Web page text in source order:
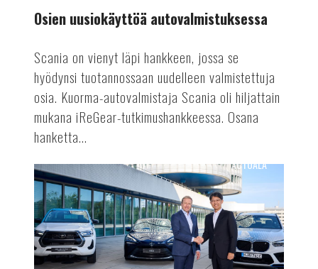
Osien uusiokäyttöä autovalmistuksessa
Scania on vienyt läpi hankkeen, jossa se
hyödynsi tuotannossaan uudelleen valmistettuja
osia. Kuorma-autovalmistaja Scania oli hiljattain
mukana iReGear-tutkimushankkeessa. Osana
hanketta...
Vetyautoa
sarjatuotantoon
AUTOALA